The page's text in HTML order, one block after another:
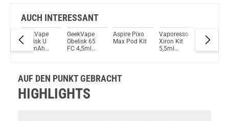
Innokin Kroma-R 4ml 80W Kit inkl. Innokin Zlide Tank Silber
Du willst Kröten sparen?
Schau mal hier!
Vaptio Pado Pod System Kit Lila
AUCH INTERESSANT
GeekVape
Obelisk U
950mAh
GeekVape
Obelisk 65
FC 4,5ml
Aspire Pixo
Max Pod Kit
Vaporesso
Xiron Kit
5,5ml
OXVA
C 2ml
AUF DEN PUNKT GEBRACHT
HIGHLIGHTS